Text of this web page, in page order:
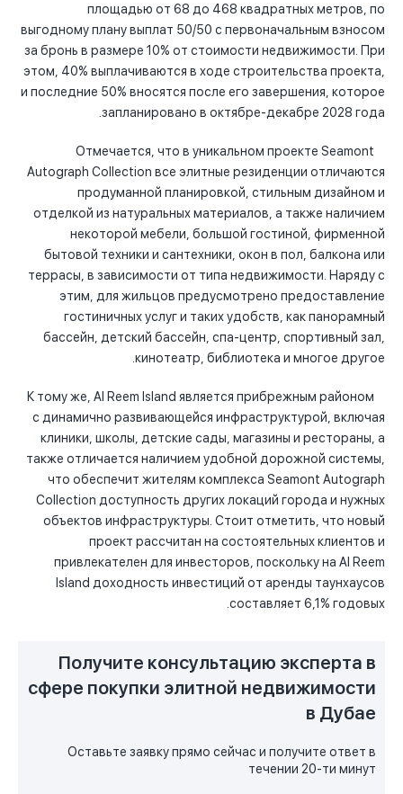
площадью от 68 до 468 квадратных метров, по
выгодному плану выплат 50/50 с первоначальным взносом
за бронь в размере 10% от стоимости недвижимости. При
этом, 40% выплачиваются в ходе строительства проекта,
и последние 50% вносятся после его завершения, которое
запланировано в октябре-декабре 2028 года.
Отмечается, что в уникальном проекте Seamont
Autograph Collection все элитные резиденции отличаются
продуманной планировкой, стильным дизайном и
отделкой из натуральных материалов, а также наличием
некоторой мебели, большой гостиной, фирменной
бытовой техники и сантехники, окон в пол, балкона или
террасы, в зависимости от типа недвижимости. Наряду с
этим, для жильцов предусмотрено предоставление
гостиничных услуг и таких удобств, как панорамный
бассейн, детский бассейн, спа-центр, спортивный зал,
кинотеатр, библиотека и многое другое.
К тому же, Al Reem Island является прибрежным районом
с динамично развивающейся инфраструктурой, включая
клиники, школы, детские сады, магазины и рестораны, а
также отличается наличием удобной дорожной системы,
что обеспечит жителям комплекса Seamont Autograph
Collection доступность других локаций города и нужных
объектов инфраструктуры. Стоит отметить, что новый
проект рассчитан на состоятельных клиентов и
привлекателен для инвесторов, поскольку на Al Reem
Island доходность инвестиций от аренды таунхаусов
составляет 6,1% годовых.
Получите консультацию эксперта в
сфере покупки элитной недвижимости
в Дубае
Оставьте заявку прямо сейчас и получите ответ в
течении 20-ти минут